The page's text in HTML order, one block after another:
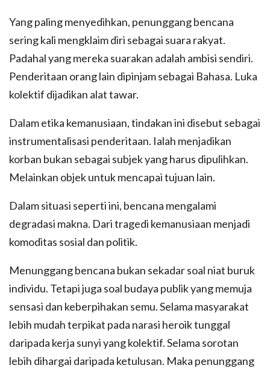
Yang paling menyedihkan, penunggang bencana
sering kali mengklaim diri sebagai suara rakyat.
Padahal yang mereka suarakan adalah ambisi sendiri.
Penderitaan orang lain dipinjam sebagai Bahasa. Luka
kolektif dijadikan alat tawar.
Dalam etika kemanusiaan, tindakan ini disebut sebagai
instrumentalisasi penderitaan. Ialah menjadikan
korban bukan sebagai subjek yang harus dipulihkan.
Melainkan objek untuk mencapai tujuan lain.
Dalam situasi seperti ini, bencana mengalami
degradasi makna. Dari tragedi kemanusiaan menjadi
komoditas sosial dan politik.
Menunggang bencana bukan sekadar soal niat buruk
individu. Tetapi juga soal budaya publik yang memuja
sensasi dan keberpihakan semu. Selama masyarakat
lebih mudah terpikat pada narasi heroik tunggal
daripada kerja sunyi yang kolektif. Selama sorotan
lebih dihargai daripada ketulusan. Maka penunggang